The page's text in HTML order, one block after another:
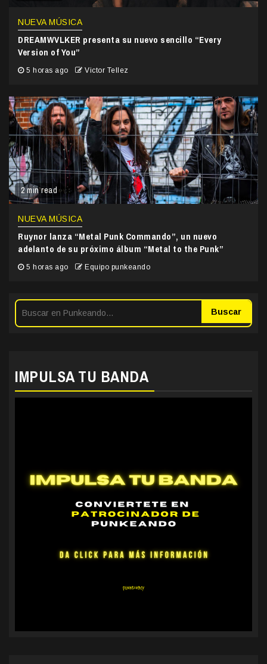
NUEVA MÚSICA
DREAMWVLKER presenta su nuevo sencillo “Every
Version of You”
5 horas ago Victor Tellez
2 min read
NUEVA MÚSICA
Ruynor lanza “Metal Punk Commando”, un nuevo
adelanto de su próximo álbum “Metal to the Punk”
5 horas ago Equipo punkeando
Buscar
IMPULSA TU BANDA